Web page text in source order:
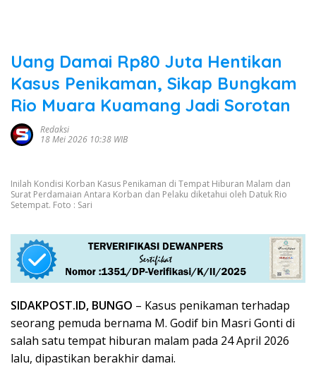
Uang Damai Rp80 Juta Hentikan
Kasus Penikaman, Sikap Bungkam
Rio Muara Kuamang Jadi Sorotan
Redaksi
18 Mei 2026 10:38 WIB
Inilah Kondisi Korban Kasus Penikaman di Tempat Hiburan Malam dan
Surat Perdamaian Antara Korban dan Pelaku diketahui oleh Datuk Rio
Setempat. Foto : Sari
SIDAKPOST.ID, BUNGO – Kasus penikaman terhadap
seorang pemuda bernama M. Godif bin Masri Gonti di
salah satu tempat hiburan malam pada 24 April 2026
lalu, dipastikan berakhir damai.